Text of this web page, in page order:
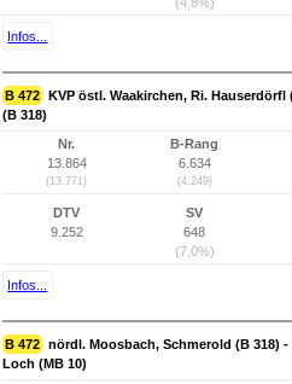
Infos...
B 472 KVP östl. Waakirchen, Ri.
(B 318)
Nr.
13.864
(13.771)
B-Rang
6.634
(4.249)
DTV
9.252
SV
648
(7,0%)
Infos...
B 472 nördl. Moosbach, Schmerold (B 318)
Loch (MB 10)